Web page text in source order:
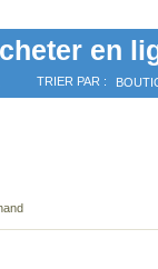
en
TRIER PAR :